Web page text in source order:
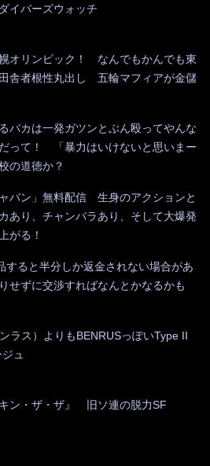
イバーズウォッチ
オリンピック！ なんでもかんでも東
舎者根性丸出し 五輪マフィアが金儲
バカは一発ガツンとぶん殴ってやんな
って！ 「暴力はいけないと思いまー
の道徳か？
ャバン」無料配信 生身のアクションと
あり、チャンバラあり、そして大爆発
がる！
すると半分しか返金されない場合があ
せずに交渉すればなんとかなるかも
ラス）よりもBENRUSっぽいType II
ュ
キン・ザ・ザ』 旧ソ連の脱力SF